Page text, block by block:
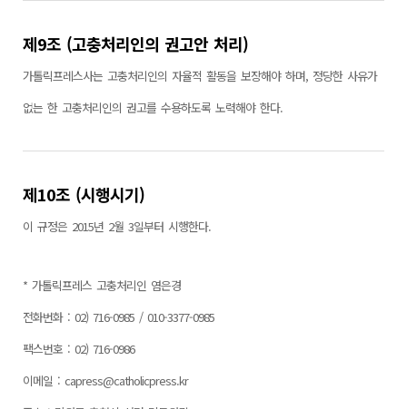
제9조 (고충처리인의 권고안 처리)
가톨릭프레스사는 고충처리인의 자율적 활동을 보장해야 하며, 정당한 사유가
없는 한 고충처리인의 권고를 수용하도록 노력해야 한다.
제10조 (시행시기)
이 규정은 2015년 2월 3일부터 시행한다.
* 가톨릭프레스 고충처리인 염은경
전화번화 : 02) 716-0985 / 010-3377-0985
팩스번호 : 02) 716-0986
이메일 : capress@catholicpress.kr